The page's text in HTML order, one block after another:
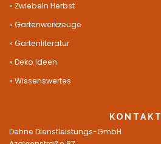
Zwiebeln Herbst
Gartenwerkzeuge
Gartenliteratur
Deko Ideen
Wissenswertes
KONTAKT
Dehne Dienstleistungs-GmbH